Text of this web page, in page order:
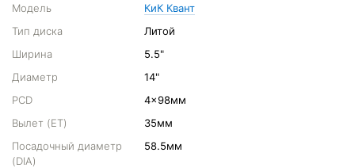
Модель
КиК Квант
Тип диска
Литой
Ширина
5.5"
Диаметр
14"
PCD
4x98мм
Вылет (ET)
35мм
Посадочный диаметр
(DIA)
58.5мм